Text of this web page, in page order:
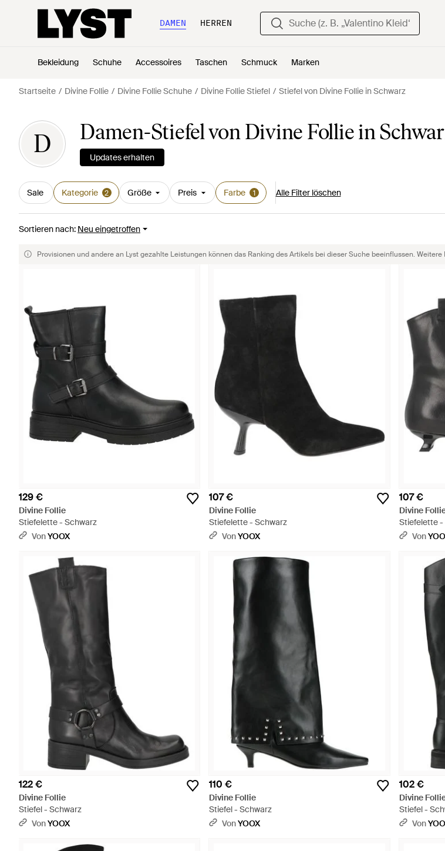
DAMEN HERREN
Bekleidung Schuhe Accessoires Taschen Schmuck Marken
Startseite Divine Follie Divine Follie Schuhe Divine Follie Stiefel Stiefel von Divine Follie in Schwarz
D Damen-Stiefel von Divine Follie in
Updates erhalten
Sale Kategorie 2 Größe Preis Farbe 1 Alle Filter löschen
Sortieren nach: Neu eingetroffen
Provisionen und andere an Lyst gezahlte Leistungen können das Ranking des Artikels bei dieser Suche beeinflussen.
129 €
Divine Follie
Stiefelette - Schwarz
VonYOOX
107 €
Divine Follie
Stiefelette - Schwarz
VonYOOX
107 €
Divine
Stiefelette -
Von
122 €
Divine Follie
Stiefel - Schwarz
VonYOOX
110 €
Divine Follie
Stiefel - Schwarz
VonYOOX
102 €
Divine
Stiefel -
Von